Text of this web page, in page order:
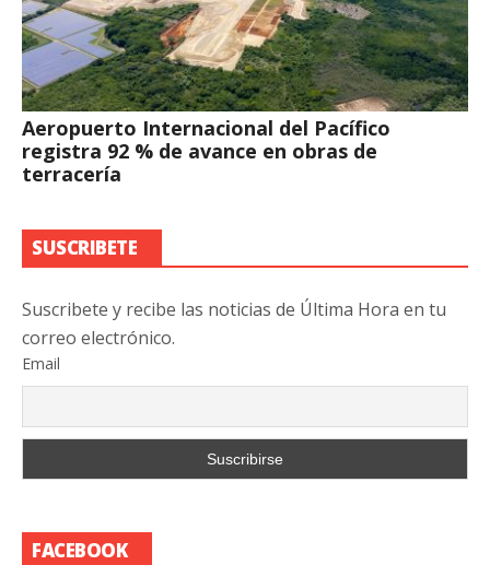
Aeropuerto Internacional del Pacífico
registra 92 % de avance en obras de
terracería
SUSCRIBETE
Suscribete y recibe las noticias de Última Hora en tu
correo electrónico.
Email
FACEBOOK